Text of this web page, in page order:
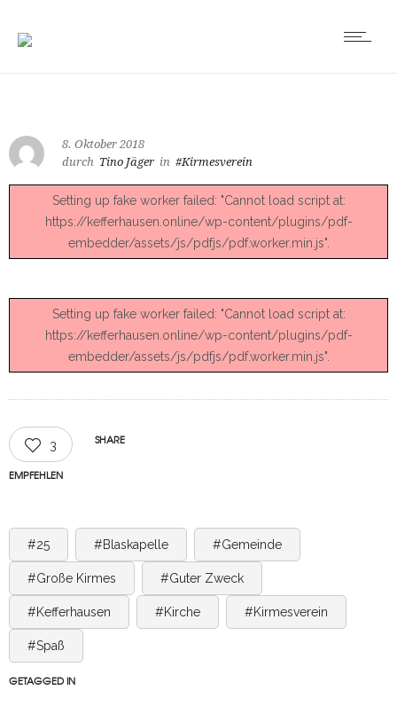
8. Oktober 2018
durch Tino Jäger in #Kirmesverein
Setting up fake worker failed: "Cannot load script at:
https://kefferhausen.online/wp-content/plugins/pdf-
embedder/assets/js/pdfjs/pdf.worker.min.js".
Setting up fake worker failed: "Cannot load script at:
https://kefferhausen.online/wp-content/plugins/pdf-
embedder/assets/js/pdfjs/pdf.worker.min.js".
3
EMPFEHLEN
SHARE
#25 #Blaskapelle #Gemeinde
#Große Kirmes #Guter Zweck
#Kefferhausen #Kirche #Kirmesverein
#Spaß
GETAGGED IN